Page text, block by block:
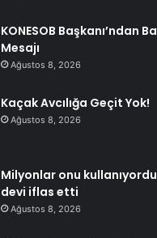
KONESOB Başkanı’ndan
Mesajı
Ağustos 8, 2026
Kaçak Avcılığa Geçit Yok!
Ağustos 8, 2026
Milyonlar onu kullanıyordu!
devi iflas etti
Ağustos 8, 2026